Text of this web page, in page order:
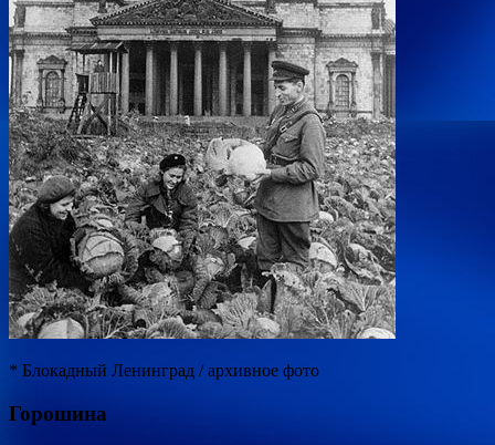
* Блокадный Ленинград / архивное фото
Горошина